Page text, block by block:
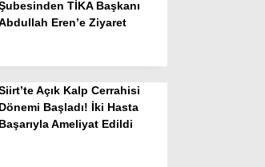
TİKA Başkanı
Eren’e Ziyaret
Açık Kalp Cerrahisi
Dönemi Başladı! İki Hasta
Başarıyla Ameliyat Edildi